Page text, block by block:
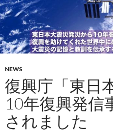
NEWS
復興庁「東日
10年復興発信
されました